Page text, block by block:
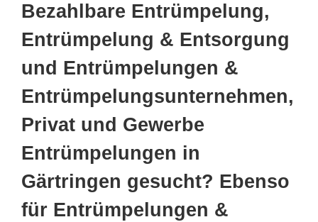
Bezahlbare Entrümpelung,
Entrümpelung & Entsorgung
und Entrümpelungen &
Entrümpelungsunternehmen,
Privat und Gewerbe
Entrümpelungen in
Gärtringen gesucht? Ebenso
für Entrümpelungen &